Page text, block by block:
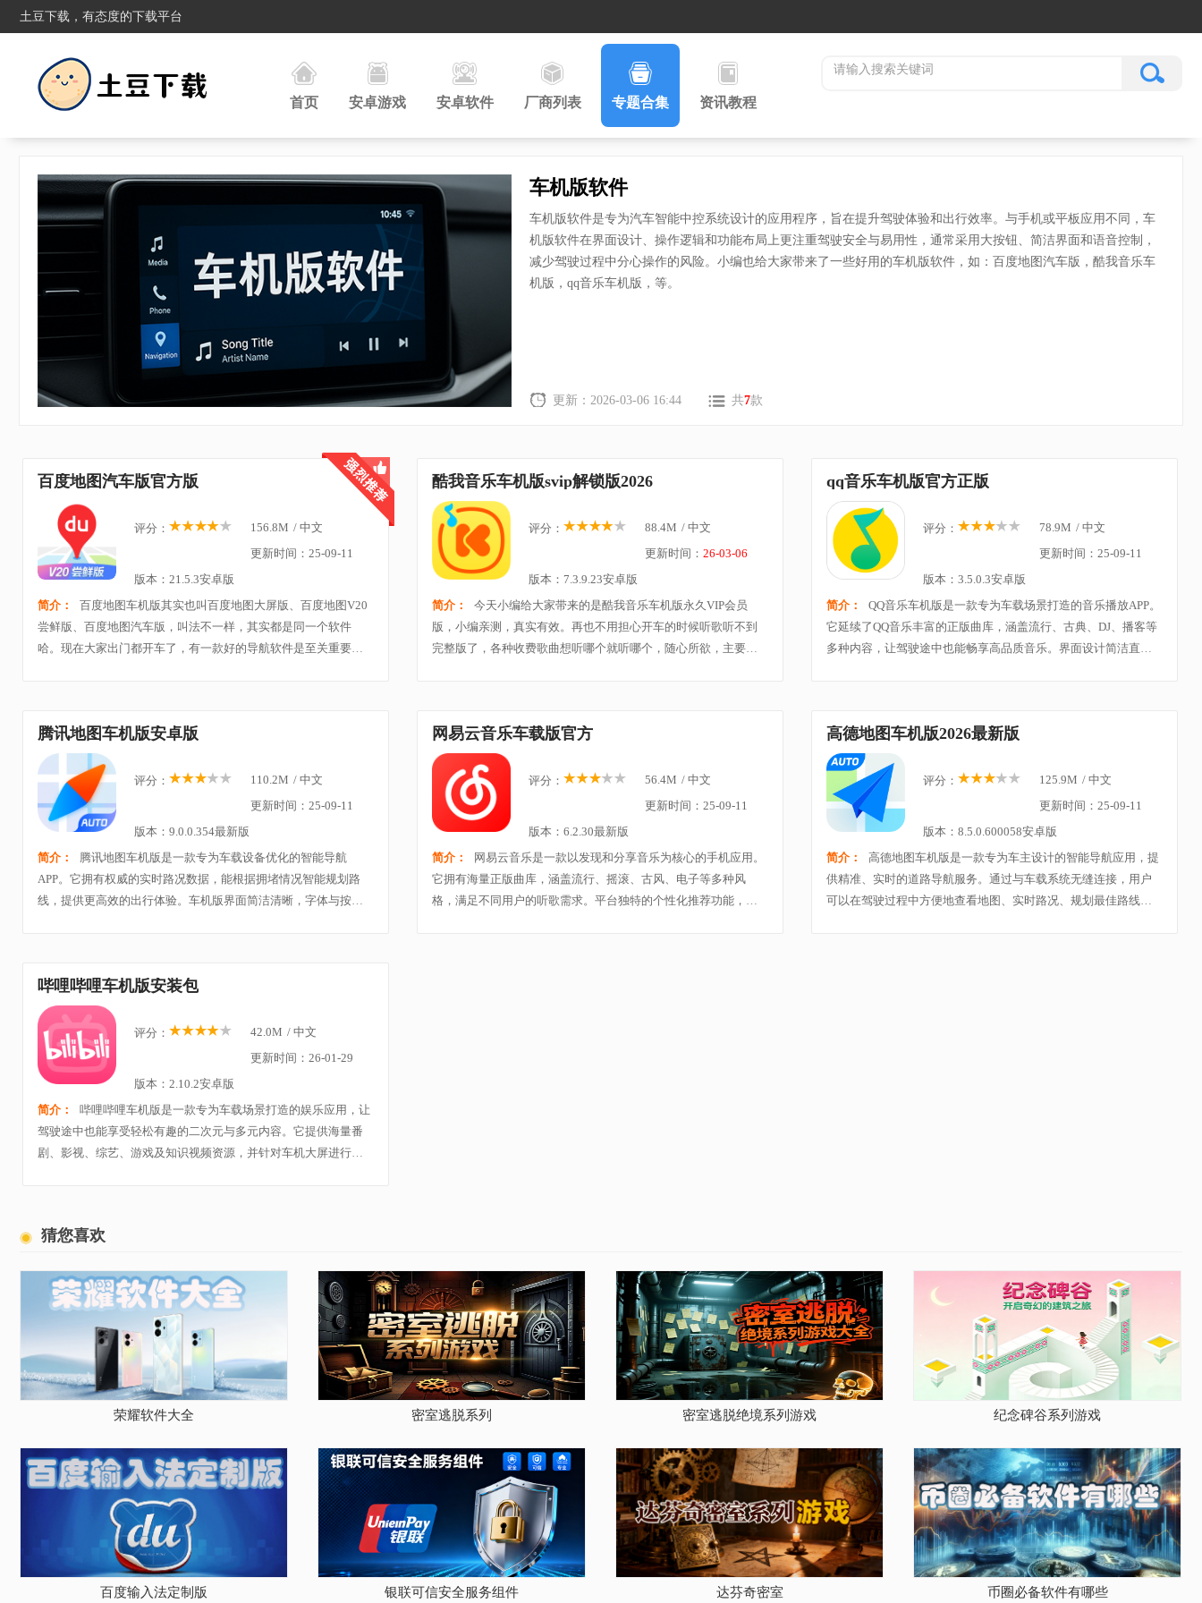
土豆下载，有态度的下载平台
首页 安卓游戏 安卓软件 厂商列表 专题合集 资讯教程
车机版软件
车机版软件是专为汽车智能中控系统设计的应用程序，旨在提升驾驶体验和出行效率。与手机或平板应用不同，车
机版软件在界面设计、操作逻辑和功能布局上更注重驾驶安全与易用性，通常采用大按钮、简洁界面和语音控制，
减少驾驶过程中分心操作的风险。小编也给大家带来了一些好用的车机版软件，如：百度地图汽车版，酷我音乐车
机版，qq音乐车机版，等。
更新：2026-03-06 16:44 共7款
百度地图汽车版官方版
评分： 156.8M / 中文
更新时间：25-09-11
版本：21.5.3安卓版
简介：
百度地图车机版其实也叫百度地图大屏版、百度地图V20
尝鲜版、百度地图汽车版，叫法不一样，其实都是同一个软件
哈。现在大家出门都开车了，有一款好的导航软件是至关重要
酷我音乐车机版svip解锁版2026
评分： 88.4M / 中文
更新时间： 26-03-06
版本：7.3.9.23安卓版
简介：
今天小编给大家带来的是酷我音乐车机版永久VIP会员
版，小编亲测，真实有效。再也不用担心开车的时候听歌听不到
完整版了，各种收费歌曲想听哪个就听哪个，随心所欲，主要有
qq音乐车机版官方正版
评分： 78.9M / 中文
更新时间：25-09-11
版本：3.5.0.3安卓版
简介：
QQ音乐车机版是一款专为车载场景打造的音乐播放APP。
它延续了QQ音乐丰富的正版曲库，涵盖流行、古典、DJ、播客等
多种内容，让驾驶途中也能畅享高品质音乐。界面设计简洁直
腾讯地图车机版安卓版
评分： 110.2M / 中文
更新时间：25-09-11
版本：9.0.0.354最新版
简介：
腾讯地图车机版是一款专为车载设备优化的智能导航
APP。它拥有权威的实时路况数据，能根据拥堵情况智能规划路
线，提供更高效的出行体验。车机版界面简洁清晰，字体与按钮
网易云音乐车载版官方
评分： 56.4M / 中文
更新时间：25-09-11
版本：6.2.30最新版
简介：
网易云音乐是一款以发现和分享音乐为核心的手机应用。
它拥有海量正版曲库，涵盖流行、摇滚、古风、电子等多种风
格，满足不同用户的听歌需求。平台独特的个性化推荐功能，可
高德地图车机版2026最新版
评分： 125.9M / 中文
更新时间：25-09-11
版本：8.5.0.600058安卓版
简介：
高德地图车机版是一款专为车主设计的智能导航应用，提
供精准、实时的道路导航服务。通过与车载系统无缝连接，用户
可以在驾驶过程中方便地查看地图、实时路况、规划最佳路线以
哔哩哔哩车机版安装包
评分： 42.0M / 中文
更新时间：26-01-29
版本：2.10.2安卓版
简介：
哔哩哔哩车机版是一款专为车载场景打造的娱乐应用，让
驾驶途中也能享受轻松有趣的二次元与多元内容。它提供海量番
剧、影视、综艺、游戏及知识视频资源，并针对车机大屏进行了
猜您喜欢
荣耀软件大全 密室逃脱系列 密室逃脱绝境系列游戏 纪念碑谷系列游戏
百度输入法定制版 银联可信安全服务组件 达芬奇密室 币圈必备软件有哪些